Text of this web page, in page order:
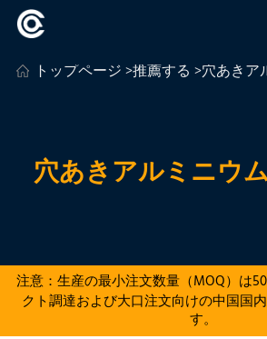
トップページ>推薦する >穴あきア
穴あきアルミニウ
注意：生産の最小注文数量（MOQ）は
クト調達および大口注文向けの中国国内
す。